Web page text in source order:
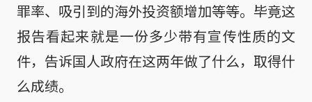
罪率、吸引到的海外投资额增加等等。毕竟这
报告看起来就是一份多少带有宣传性质的文
件，告诉国人政府在这两年做了什么，取得什
么成绩。